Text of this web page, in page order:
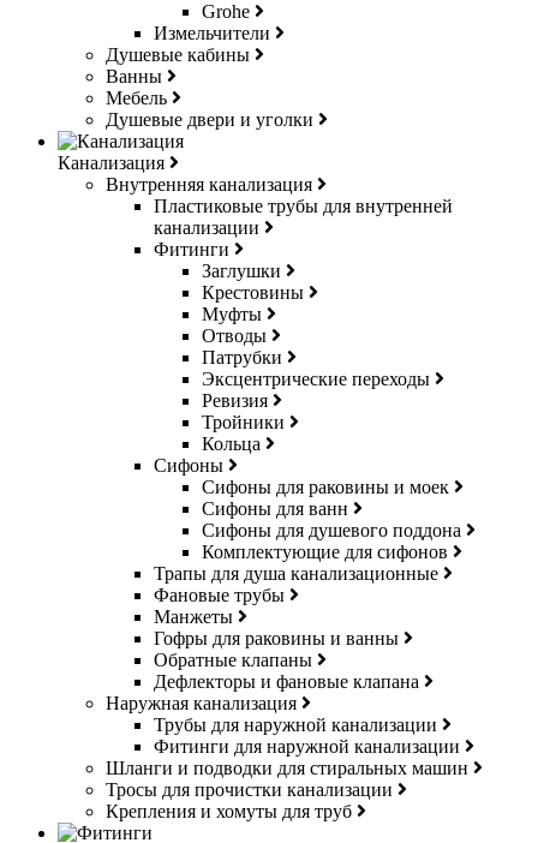
Grohe
Измельчители
Душевые кабины
Ванны
Мебель
Душевые двери и уголки
Канализация
Внутренняя канализация
Пластиковые трубы для внутренней
канализации
Фитинги
Заглушки
Крестовины
Муфты
Отводы
Патрубки
Эксцентрические переходы
Ревизия
Тройники
Кольца
Сифоны
Сифоны для раковины и моек
Сифоны для ванн
Сифоны для душевого поддона
Комплектующие для сифонов
Трапы для душа канализационные
Фановые трубы
Манжеты
Гофры для раковины и ванны
Обратные клапаны
Дефлекторы и фановые клапана
Наружная канализация
Трубы для наружной канализации
Фитинги для наружной канализации
Шланги и подводки для стиральных машин
Тросы для прочистки канализации
Крепления и хомуты для труб